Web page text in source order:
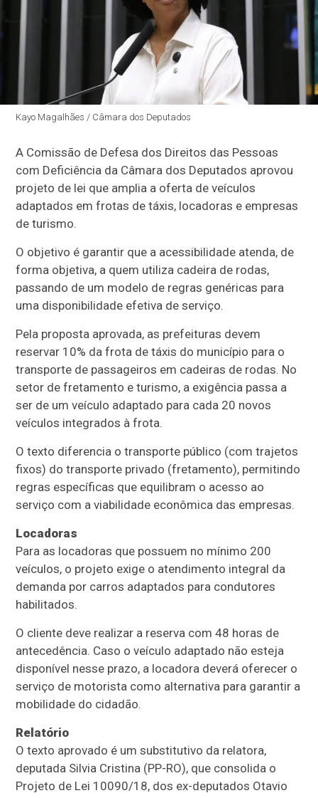
Kayo Magalhães / Câmara dos Deputados
A Comissão de Defesa dos Direitos das Pessoas
com Deficiência da Câmara dos Deputados aprovou
projeto de lei que amplia a oferta de veículos
adaptados em frotas de táxis, locadoras e empresas
de turismo.
O objetivo é garantir que a acessibilidade atenda, de
forma objetiva, a quem utiliza cadeira de rodas,
passando de um modelo de regras genéricas para
uma disponibilidade efetiva de serviço.
Pela proposta aprovada, as prefeituras devem
reservar 10% da frota de táxis do município para o
transporte de passageiros em cadeiras de rodas. No
setor de fretamento e turismo, a exigência passa a
ser de um veículo adaptado para cada 20 novos
veículos integrados à frota.
O texto diferencia o transporte público (com trajetos
fixos) do transporte privado (fretamento), permitindo
regras específicas que equilibram o acesso ao
serviço com a viabilidade econômica das empresas.
Locadoras
Para as locadoras que possuem no mínimo 200
veículos, o projeto exige o atendimento integral da
demanda por carros adaptados para condutores
habilitados.
O cliente deve realizar a reserva com 48 horas de
antecedência. Caso o veículo adaptado não esteja
disponível nesse prazo, a locadora deverá oferecer o
serviço de motorista como alternativa para garantir a
mobilidade do cidadão.
Relatório
O texto aprovado é umsubstitutivo da relatora,
deputada Silvia Cristina (PP-RO), que consolida o
Projeto de Lei 10090/18, dos ex-deputados Otavio